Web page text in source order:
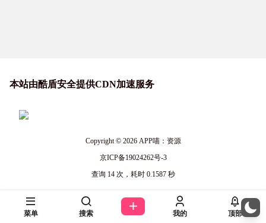
本站由酷盾安全提供CDN加速服务
Copyright © 2026APP喵：资源
京ICP备19024262号-3
查询 14 次，耗时 0.1587 秒
菜单 搜索 我的 顶部